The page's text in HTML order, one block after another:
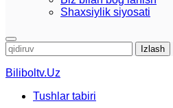
Shaxsiylik siyosati
Qidirshish:
Biliboltv.Uz
Tushlar tabiri